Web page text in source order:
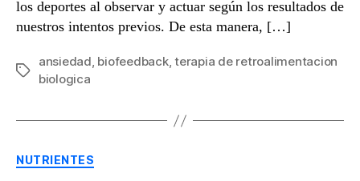
los deportes al observar y actuar según los resultados de
nuestros intentos previos. De esta manera, […]
Etiquetas
ansiedad, biofeedback,terapia de retroalimentacion
biologica
NUTRIENTES